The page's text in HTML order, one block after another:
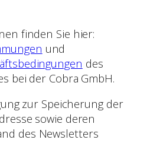
finden Sie hier:
und
des
bei der Cobra GmbH.
zur Speicherung der
sowie deren
des Newsletters